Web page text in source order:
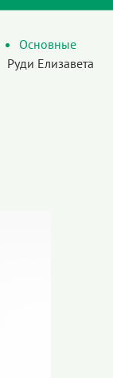
Основные
Руди Елизавета